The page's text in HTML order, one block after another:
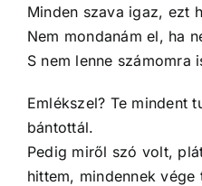
Minden szava igaz, ezt
Nem mondanám el, ha
S nem lenne
Emlékszel? Te mindent
bántottál.
Pedig miről szó volt,
hittem, mindennek vége